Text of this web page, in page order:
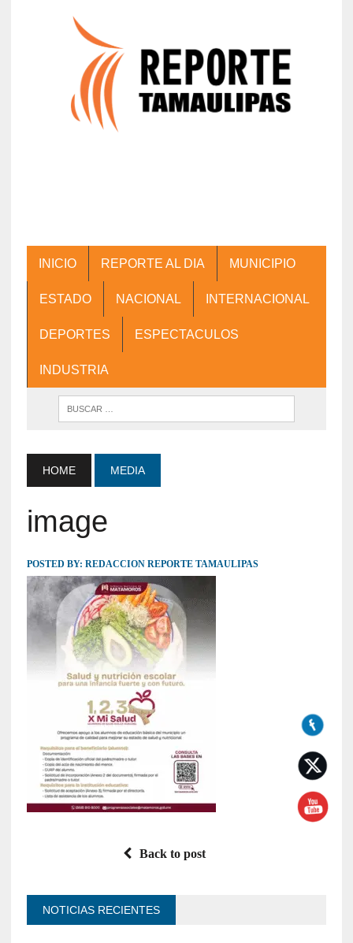
INICIO REPORTE AL DIA MUNICIPIO
ESTADO NACIONAL INTERNACIONAL
DEPORTES ESPECTACULOS
INDUSTRIA
HOME MEDIA
image
POSTED BY: REDACCION REPORTE TAMAULIPAS
Back to post
NOTICIAS RECIENTES